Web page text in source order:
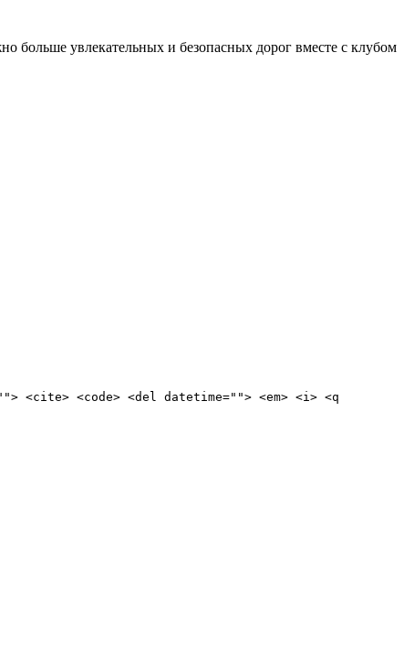
больше увлекательных и безопасных дорог вместе с клубом
<code> <del datetime=""> <em> <i> <q